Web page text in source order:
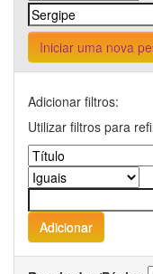
Iniciar uma nova
Adicionar filtros:
Utilizar filtros para